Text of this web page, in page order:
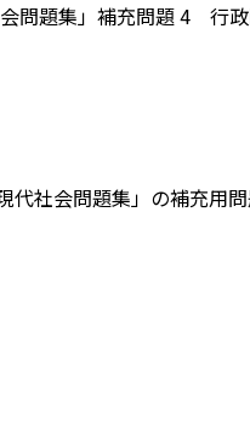
問題集」補充問題 4 行
社会問題集」の補充用問